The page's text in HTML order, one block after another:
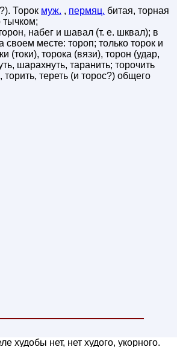
Торок муж. , пермяц. битая, торная
тычком;
набег и шавал (т. е. шквал); в
месте: тороп; только торок и
(токи), торока (вязи), торон (удар,
шарахнуть, таранить; торочить
торить, тереть (и торос?) общего
худобы нет, нет худого, укорного.